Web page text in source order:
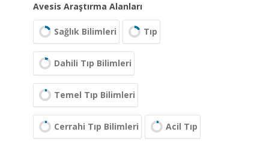
Avesis Araştırma Alanları
Sağlık Bilimleri Tıp
Dahili Tıp Bilimleri
Temel Tıp Bilimleri
Cerrahi Tıp Bilimleri Acil Tıp